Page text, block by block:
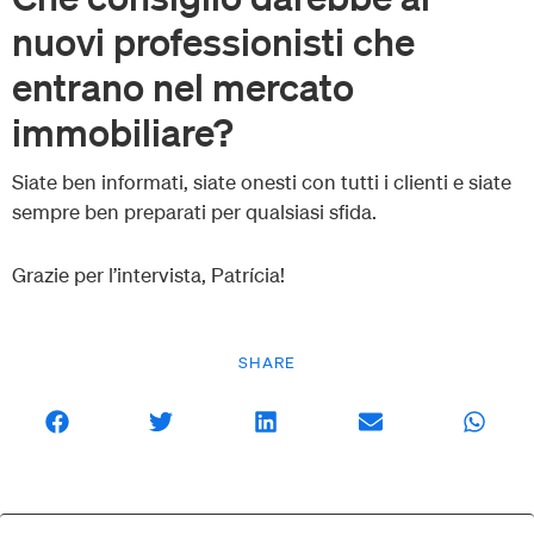
SHARE
nuovi professionisti che
entrano nel mercato
immobiliare?
Siate ben informati, siate onesti con tutti i clienti e siate
sempre ben preparati per qualsiasi sfida.
Grazie per l’intervista, Patrícia!